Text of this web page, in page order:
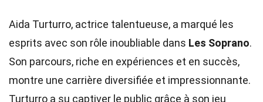
Aida Turturro, actrice talentueuse, a marqué les
esprits avec son rôle inoubliable dans Les Soprano.
Son parcours, riche en expériences et en succès,
montre une carrière diversifiée et impressionnante.
Turturro a su captiver le public grâce à son jeu